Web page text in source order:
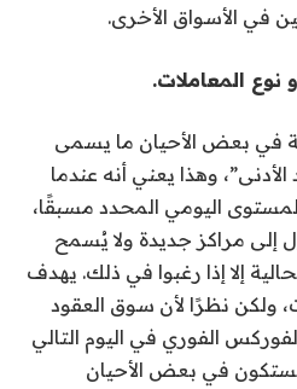
في الأسواق الأخرى.
في بعض الأحيان ما يسمى
الأدنى”، وهذا يعني أنه عندما
اليومي المحدد مسبقًا،
إلى مراكز جديدة ولا يُسمح
إلا إذا رغبوا في ذلك. يهدف
ولكن نظرًا لأن سوق العقود
الفوري في اليوم التالي
فستكون في بعض الأحيان